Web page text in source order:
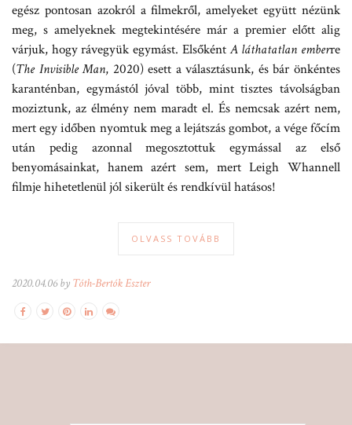
egész pontosan azokról a filmekről, amelyeket együtt nézünk
meg, s amelyeknek megtekintésére már a premier előtt alig
várjuk, hogy rávegyük egymást. ElsőkéntA láthatatlan emberre
(The Invisible Man, 2020) esett a választásunk, és bár önkéntes
karanténban, egymástól jóval több, mint tisztes távolságban
moziztunk, az élmény nem maradt el. És nemcsak azért nem,
mert egy időben nyomtuk meg a lejátszás gombot, a vége főcím
után pedig azonnal megosztottuk egymással az első
benyomásainkat, hanem azért sem, mert Leigh Whannell
filmje hihetetlenül jól sikerült és rendkívül hatásos!
OLVASS TOVÁBB
2020.04.06 by Tóth-Bertók Eszter